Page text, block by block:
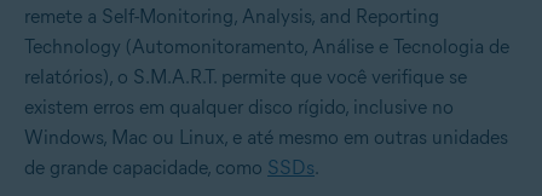
remete a Self-Monitoring, Analysis, and Reporting
Technology (Automonitoramento, Análise e Tecnologia de
relatórios), o S.M.A.R.T. permite que você verifique se
existem erros em qualquer disco rígido, inclusive no
Windows, Mac ou Linux, e até mesmo em outras unidades
de grande capacidade, como SSDs.